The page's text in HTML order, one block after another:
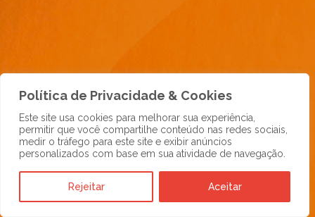
Política de Privacidade & Cookies
Este site usa cookies para melhorar sua experiência,
permitir que você compartilhe conteúdo nas redes sociais,
medir o tráfego para este site e exibir anúncios
personalizados com base em sua atividade de navegação.
Rejeitar Aceitar